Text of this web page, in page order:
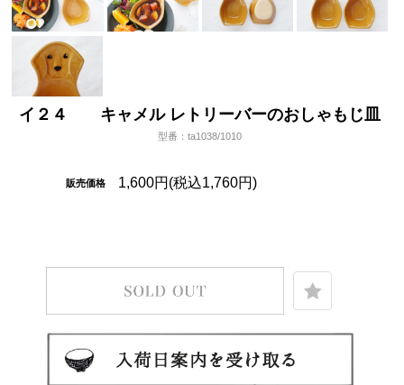
イ２４ キャメル レトリーバーのおしゃもじ皿
型番：ta1038/1010
販売価格 1,600円(税込1,760円)